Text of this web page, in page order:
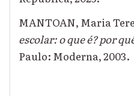
MANTOAN, Maria
escolar: o que é? por
Paulo: Moderna, 2003.